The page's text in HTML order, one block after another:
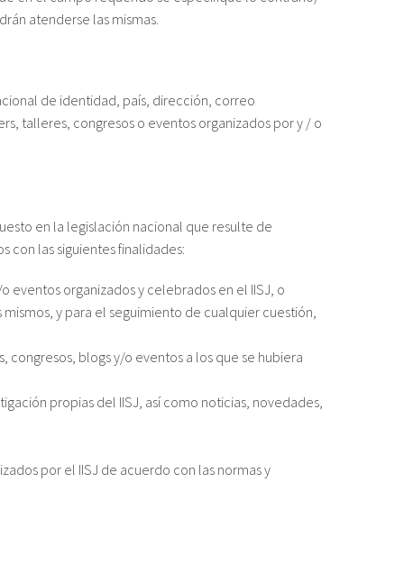
atenderse las mismas.
de identidad, país, dirección, correo
talleres, congresos o eventos organizados por y / o
en la legislación nacional que resulte de
con las siguientes finalidades:
eventos organizados y celebrados en el IISJ, o
y para el seguimiento de cualquier cuestión,
congresos, blogs y/o eventos a los que se hubiera
propias del IISJ, así como noticias, novedades,
por el IISJ de acuerdo con las normas y